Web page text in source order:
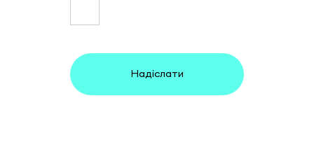
Надіслати